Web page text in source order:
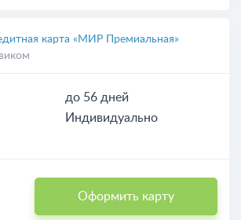
карта «МИР Премиальная»
до 56 дней
Индивидуально
Оформить карту